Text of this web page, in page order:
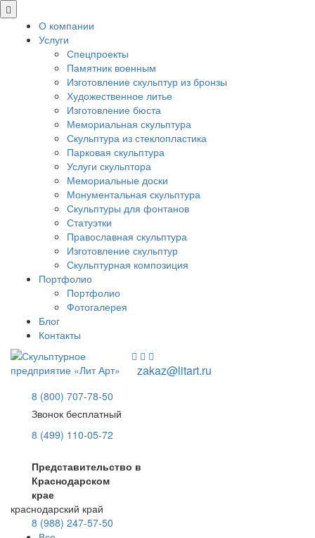
О компании
Услуги
Спецпроекты
Памятник военным
Изготовление скульптур из бронзы
Художественное литье
Изготовление бюста
Мемориальная скульптура
Скульптура из стеклопластика
Парковая скульптура
Услуги скульптора
Мемориальные доски
Монументальная скульптура
Скульптуры для фонтанов
Статуэтки
Православная скульптура
Изготовление скульптур
Скульптурная композиция
Портфолио
Портфолио
Фотогалерея
Блог
Контакты
zakaz@litart.ru
8 (800) 707-78-50
Звонок бесплатный
8 (499) 110-05-72
Представительство в
Краснодарском
крае
краснодарский край
8 (988) 247-57-50